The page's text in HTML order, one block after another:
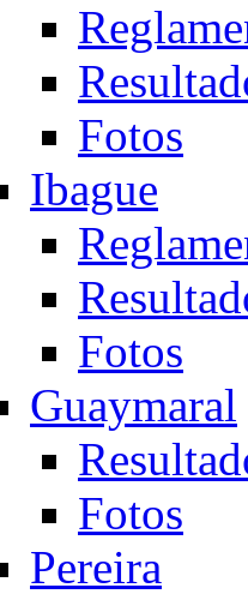
Fotos
Ibague
Fotos
Guaymaral
Fotos
Pereira